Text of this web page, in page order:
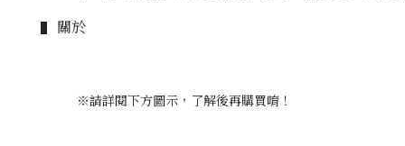
▌ 關於
※請詳閱下方圖示， 了解後再購買唷！